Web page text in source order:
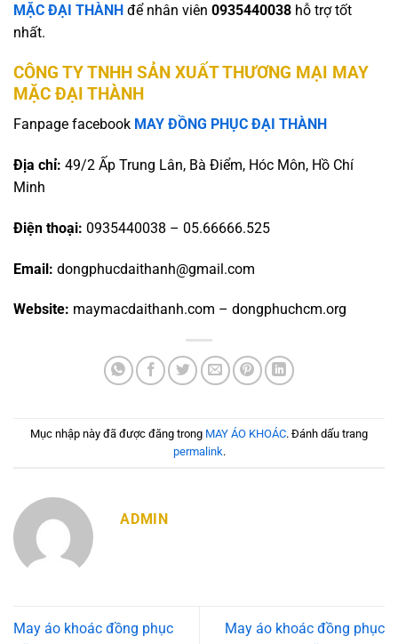
MẶC ĐẠI THÀNH để nhân viên 0935440038 hỗ trợ tốt
nhất.
CÔNG TY TNHH SẢN XUẤT THƯƠNG MẠI MAY
MẶC ĐẠI THÀNH
Fanpage facebook MAY ĐỒNG PHỤC ĐẠI THÀNH
Địa chỉ: 49/2 Ấp Trung Lân, Bà Điểm, Hóc Môn, Hồ Chí
Minh
Điện thoại: 0935440038 – 05.66666.525
Email: dongphucdaithanh@gmail.com
Website: maymacdaithanh.com – dongphuchcm.org
Mục nhập này đã được đăng trong MAY ÁO KHOÁC. Đánh dấu trang
permalink.
ADMIN
May áo khoác đồng phục
May áo khoác đồng phục